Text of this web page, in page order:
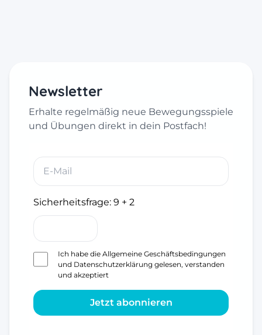
Newsletter
Erhalte regelmäßig neue Bewegungsspiele
und Übungen direkt in dein Postfach!
Sicherheitsfrage: 9 + 2
Ich habe die Allgemeine Geschäftsbedingungen
und Datenschutzerklärung gelesen, verstanden
und akzeptiert
Jetzt abonnieren